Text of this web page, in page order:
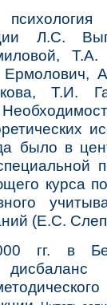
Л.С.
Т.И.
было в
курса
(Е.С.
гг. в